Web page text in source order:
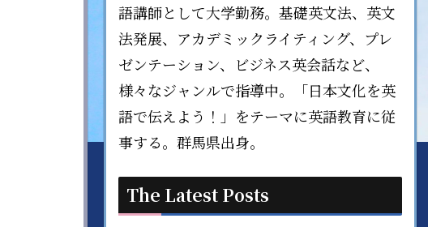
語講師として大学勤務。基礎英文法、英文
法発展、アカデミックライティング、プレ
ゼンテーション、ビジネス英会話など、
様々なジャンルで指導中。「日本文化を英
語で伝えよう！」をテーマに英語教育に従
事する。群馬県出身。
The Latest Posts